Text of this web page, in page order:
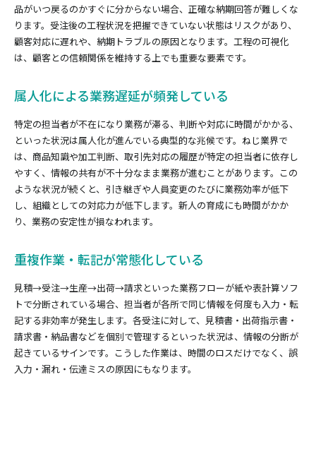
品がいつ戻るのかすぐに分からない場合、正確な納期回答が難しくな
ります。受注後の工程状況を把握できていない状態はリスクがあり、
顧客対応に遅れや、納期トラブルの原因となります。工程の可視化
は、顧客との信頼関係を維持する上でも重要な要素です。
属人化による業務遅延が頻発している
特定の担当者が不在になり業務が滞る、判断や対応に時間がかかる、
といった状況は属人化が進んでいる典型的な兆候です。ねじ業界で
は、商品知識や加工判断、取引先対応の履歴が特定の担当者に依存し
やすく、情報の共有が不十分なまま業務が進むことがあります。この
ような状況が続くと、引き継ぎや人員変更のたびに業務効率が低下
し、組織としての対応力が低下します。新人の育成にも時間がかか
り、業務の安定性が損なわれます。
重複作業・転記が常態化している
見積→受注→生産→出荷→請求といった業務フローが紙や表計算ソフ
トで分断されている場合、担当者が各所で同じ情報を何度も入力・転
記する非効率が発生します。各受注に対して、見積書・出荷指示書・
請求書・納品書などを個別で管理するといった状況は、情報の分断が
起きているサインです。こうした作業は、時間のロスだけでなく、誤
入力・漏れ・伝達ミスの原因にもなります。